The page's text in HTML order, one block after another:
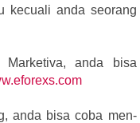
kecuali anda seorang
Marketiva, anda bisa
anda bisa coba men-